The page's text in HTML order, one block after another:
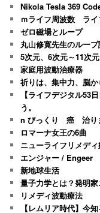
Nikola Tesla 369
ｍライフ周波数 ライ
ゼロ磁場とループ
丸山修寛先生のルー
5次元、6次元～11次
家庭用波動治療器
祈りは、集中力、脳
【ライフデジタル53
う。
n びっくり 癌 治り
ロマーナ女王の6曲
ニューライフリメディ
エンジャー / Engeer
新地球生活
量子力学とは？発明
リメディ波動療法
【レムリア時代】今